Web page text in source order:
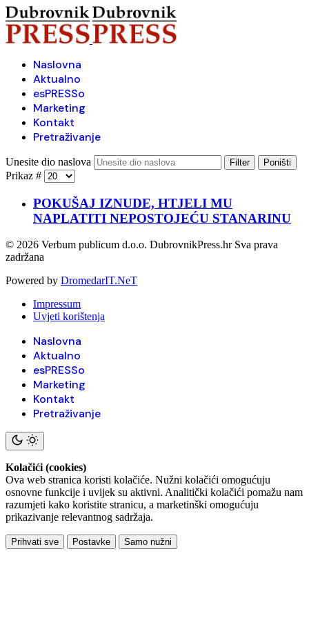
Naslovna
Aktualno
esPRESSo
Marketing
Kontakt
Pretraživanje
Unesite dio naslova Filter Poništi
Prikaz #
POKUŠAJ IZNUDE, HTJELI MU
NAPLATITI NEPOSTOJEĆU STANARINU
© 2026 Verbum publicum d.o.o. DubrovnikPress.hr Sva prava
zadržana
Powered by DromedarIT.NeT
Impressum
Uvjeti korištenja
Naslovna
Aktualno
esPRESSo
Marketing
Kontakt
Pretraživanje
Kolačići (cookies)
Ova web stranica koristi kolačiće. Nužni kolačići omogućuju
osnovne funkcije i uvijek su aktivni. Analitički kolačići pomažu nam
razumjeti kako koristite stranicu, a marketinški omogućuju
prikazivanje relevantnog sadržaja.
Prihvati sve Postavke Samo nužni